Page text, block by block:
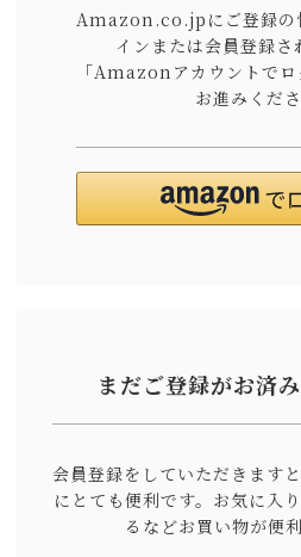
Amazon.co.jpにご登録の
インまたは会員登録さ
「Amazonアカウントでロ
お進みくださ
まだご登録がお済
会員登録をしていただきます
にとても便利です。 お気に入
るなどお買い物が便